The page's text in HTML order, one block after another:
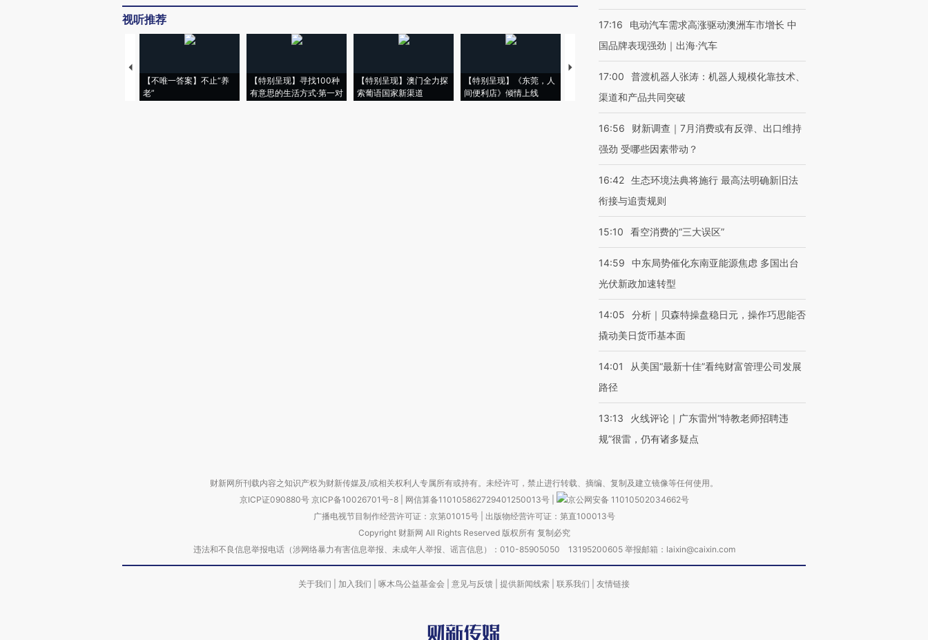
视听推荐
【不唯一答案】不止“养
老”
【特别呈现】寻找100种
有意思的生活方式·第一对
【特别呈现】澳门全力探
索葡语国家新渠道
【特别呈现】《东莞，人
间便利店》倾情上线
【推广】走进第四届链博
会，让数智科技“链”接产
【特别呈现】寻找100种
有意思的生活方式·第三对
CFO：不靠规模取胜，华
17:16
电动汽车需求高涨驱动澳洲车市增长 中
国品牌表现强劲｜出海·汽车
17:00
普渡机器人张涛：机器人规模化靠技术、
渠道和产品共同突破
16:56
财新调查｜7月消费或有反弹、出口维持
强劲 受哪些因素带动？
16:42 生态环境法典将施行 最高法明确新旧法
衔接与追责规则
15:10 看空消费的“三大误区”
14:59
中东局势催化东南亚能源焦虑 多国出台
光伏新政加速转型
14:05
分析｜贝森特操盘稳日元，操作巧思能否
撬动美日货币基本面
14:01
从美国“最新十佳”看纯财富管理公司发展
路径
13:13
火线评论｜广东雷州“特教老师招聘违
规”很雷，仍有诸多疑点
财新网所刊载内容之知识产权为财新传媒及/或相关权利人专属所有或持有。未经许可，禁止进行转载、摘编、复制及建立镜像等任何使用。
京ICP证090880号 京ICP备10026701号-8 网信算备110105862729401250013号
京公网安备 11010502034662号
广播电视节目制作经营许可证：京第01015号| 出版物经营许可证：第直100013号
Copyright 财新网 All Rights Reserved 版权所有 复制必究
违法和不良信息举报电话（涉网络暴力有害信息举报、未成年人举报、谣言信息）：010-85905050 13195200605 举报邮箱：laixin@caixin.com
关于我们 加入我们 啄木鸟公益基金会 意见与反馈 提供新闻线索 联系我们 友情链接